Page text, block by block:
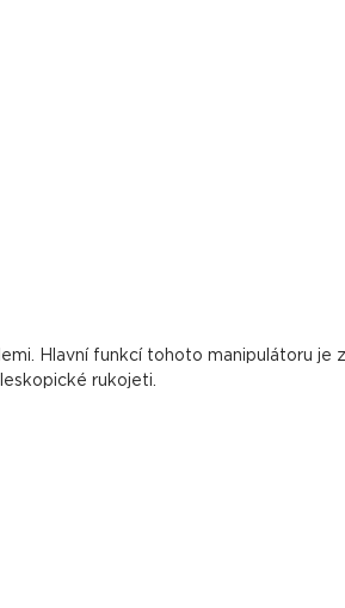
Hlavní funkcí tohoto manipulátoru je
rukojeti.